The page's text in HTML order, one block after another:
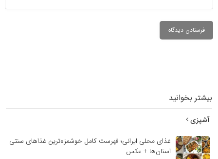
بیشتر بخوانید
آشپزی
غذای محلی ایرانی؛ فهرست کامل خوشمزه‌ترین غذاهای سنتی
استان‌ها + عکس